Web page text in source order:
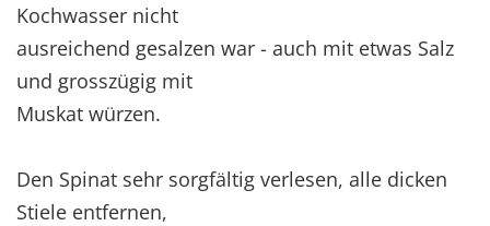
Kochwasser nicht
ausreichend gesalzen war - auch mit etwas Salz
und grosszügig mit
Muskat würzen.
Den Spinat sehr sorgfältig verlesen, alle dicken
Stiele entfernen,